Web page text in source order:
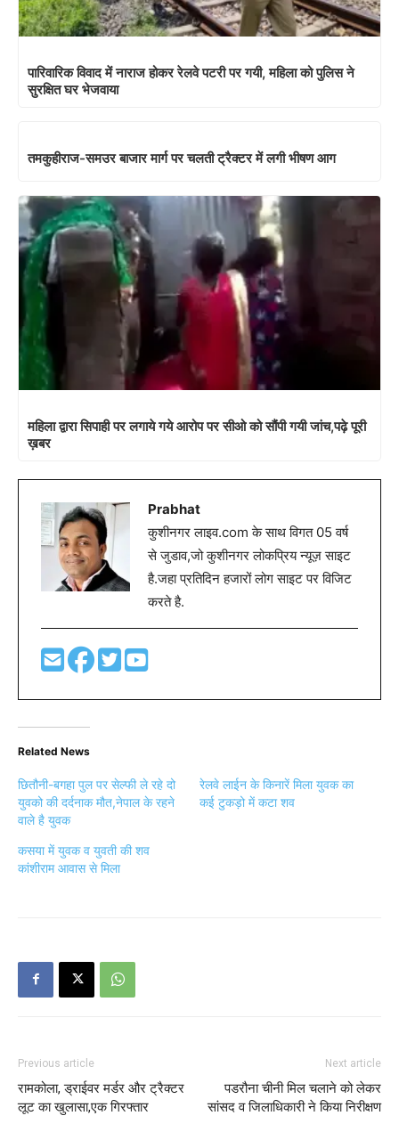
पारिवारिक विवाद में नाराज होकर रेलवे पटरी पर गयी, महिला को पुलिस ने
सुरक्षित घर भेजवाया
तमकुहीराज-समउर बाजार मार्ग पर चलती ट्रैक्टर में लगी भीषण आग
महिला द्वारा सिपाही पर लगाये गये आरोप पर सीओ को सौंपी गयी जांच,पढ़े पूरी
ख़बर
Prabhat
कुशीनगर लाइव.com के साथ विगत 05 वर्ष
से जुडाव,जो कुशीनगर लोकप्रिय न्यूज़ साइट
है.जहा प्रतिदिन हजारों लोग साइट पर विजिट
करते है.
Related News
छितौनी-बगहा पुल पर सेल्फी ले रहे दो
युवको की दर्दनाक मौत,नेपाल के रहने
वाले है युवक
रेलवे लाईन के किनारें मिला युवक का
कई टुकड़ो में कटा शव
कसया में युवक व युवती की शव
कांशीराम आवास से मिला
Previous article
रामकोला, ड्राईवर मर्डर और ट्रैक्टर
लूट का खुलासा,एक गिरफ्तार
Next article
पडरौना चीनी मिल चलाने को लेकर
सांसद व जिलाधिकारी ने किया निरीक्षण